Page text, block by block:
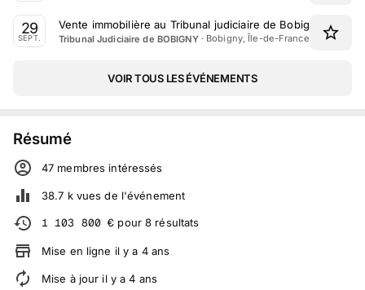
29
SEPT.
Vente immobilière au Tribunal judiciaire de Bobigny le 29
Tribunal Judiciaire de BOBIGNY· Bobigny, Île-de-France
VOIR TOUS LES ÉVÉNEMENTS
Résumé
47 membres intéressés
38.7 kvues de l'événement
1 103 800 € pour8 résultats
Mise en ligne il y a 4 ans
Mise à jour il y a4 ans